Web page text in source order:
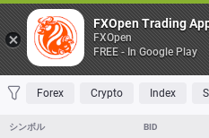
FAVORITES MOST TRADED
Forex Crypto Index
シンボル BID
FXOpen Trading
FXOpen
FREE - In Google Play